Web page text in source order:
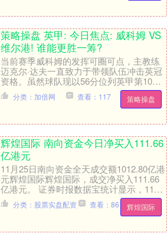
策略操盘 英甲: 今日焦点: 威科姆 VS
维尔港! 谁能更胜一筹?
当前赛季威科姆的发挥可圈可点，主教练
迈克尔·达夫一直致力于带领队伍冲击英冠
资格。虽然球队现以56分位列英甲第10
名，但距离升级区仅有4分之差，仍具备赶
超的可能，....
策略操盘
分类：加倍网 查看：117
辉煌国际 南向资金今日净买入111.66
亿港元
11月25日南向资金全天成交额1012.80亿港
元辉煌国际辉煌国际，成交净买入111.66
亿港元。 证券时报数据宝统计显示，11月
25日恒生指数上涨0.69%，....
辉煌国际
分类：股票实盘配资 查看：86